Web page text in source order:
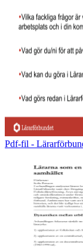
Pdf-fil -